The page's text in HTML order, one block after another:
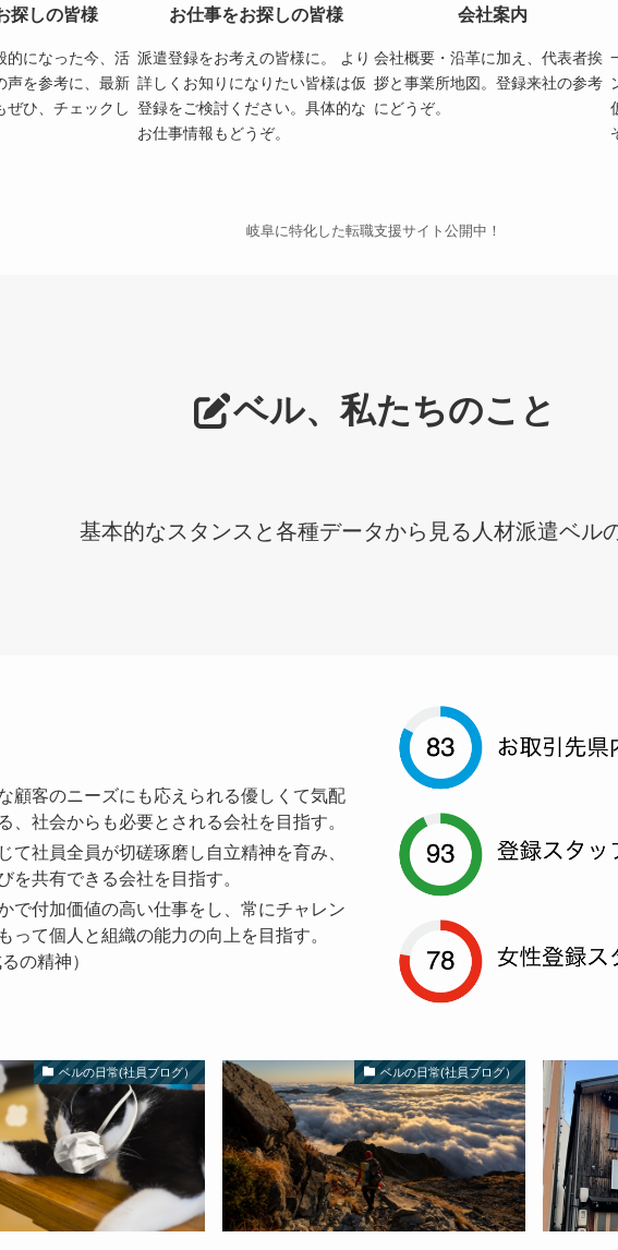
探しの皆様
的になった今、活
声を参考に、最新
ぜひ、チェックし
お仕事をお探しの皆様
派遣登録をお考えの皆様に。 より
詳しくお知りになりたい皆様は仮
登録をご検討ください。具体的な
お仕事情報もどうぞ。
会社案内
会社概要・沿革に加え、代表者挨
拶と事業所地図。登録来社の参考
にどうぞ。
岐阜に特化した転職支援サイト公開中！
ベル、私たちのこと
基本的なスタンスと各種データから見る人材派遣ベル
顧客のニーズにも応えられる優しくて気配
、社会からも必要とされる会社を目指す。
て社員全員が切磋琢磨し自立精神を育み、
を共有できる会社を目指す。
で付加価値の高い仕事をし、常にチャレン
って個人と組織の能力の向上を目指す。
の精神）
ベルの日常(社員ブログ） ベルの日常(社員ブログ）